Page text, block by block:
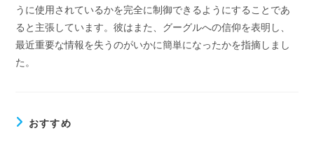
うに使用されているかを完全に制御できるようにすることであ
ると主張しています。彼はまた、グーグルへの信仰を表明し、
最近重要な情報を失うのがいかに簡単になったかを指摘しまし
た。
おすすめ